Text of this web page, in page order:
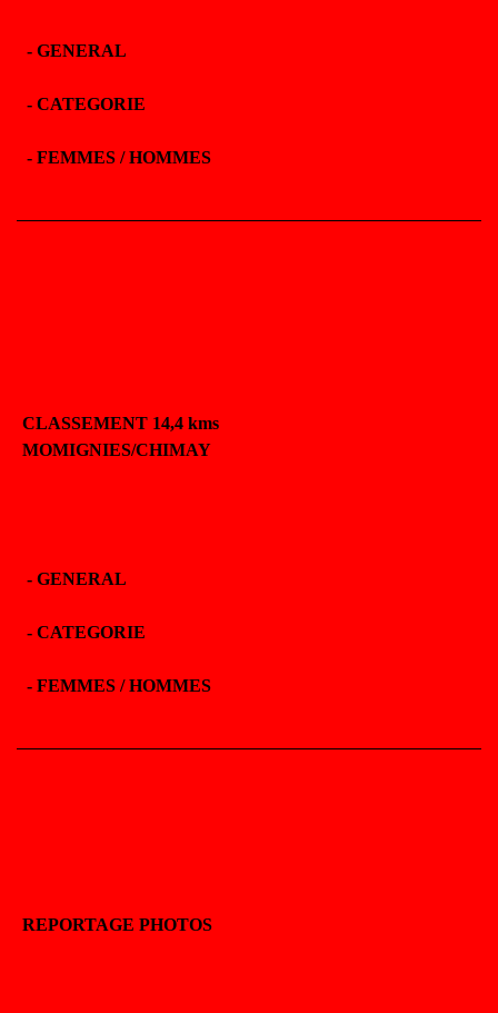
- GENERAL
- CATEGORIE
- FEMMES / HOMMES
CLASSEMENT 14,4 kms
MOMIGNIES/CHIMAY
- GENERAL
- CATEGORIE
- FEMMES / HOMMES
REPORTAGE PHOTOS